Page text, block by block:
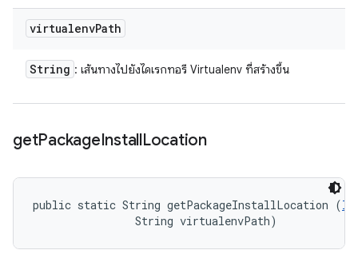
virtualenvPath
String : เส้นทางไปยังไดเรกทอรี Virtualenv ที่สร้างขึ้น
getPackageInstallLocation
public static String getPackageInstallLocation (
                String virtualenvPath)